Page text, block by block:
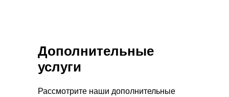
Дополнительные
услуги
Рассмотрите наши дополнительные